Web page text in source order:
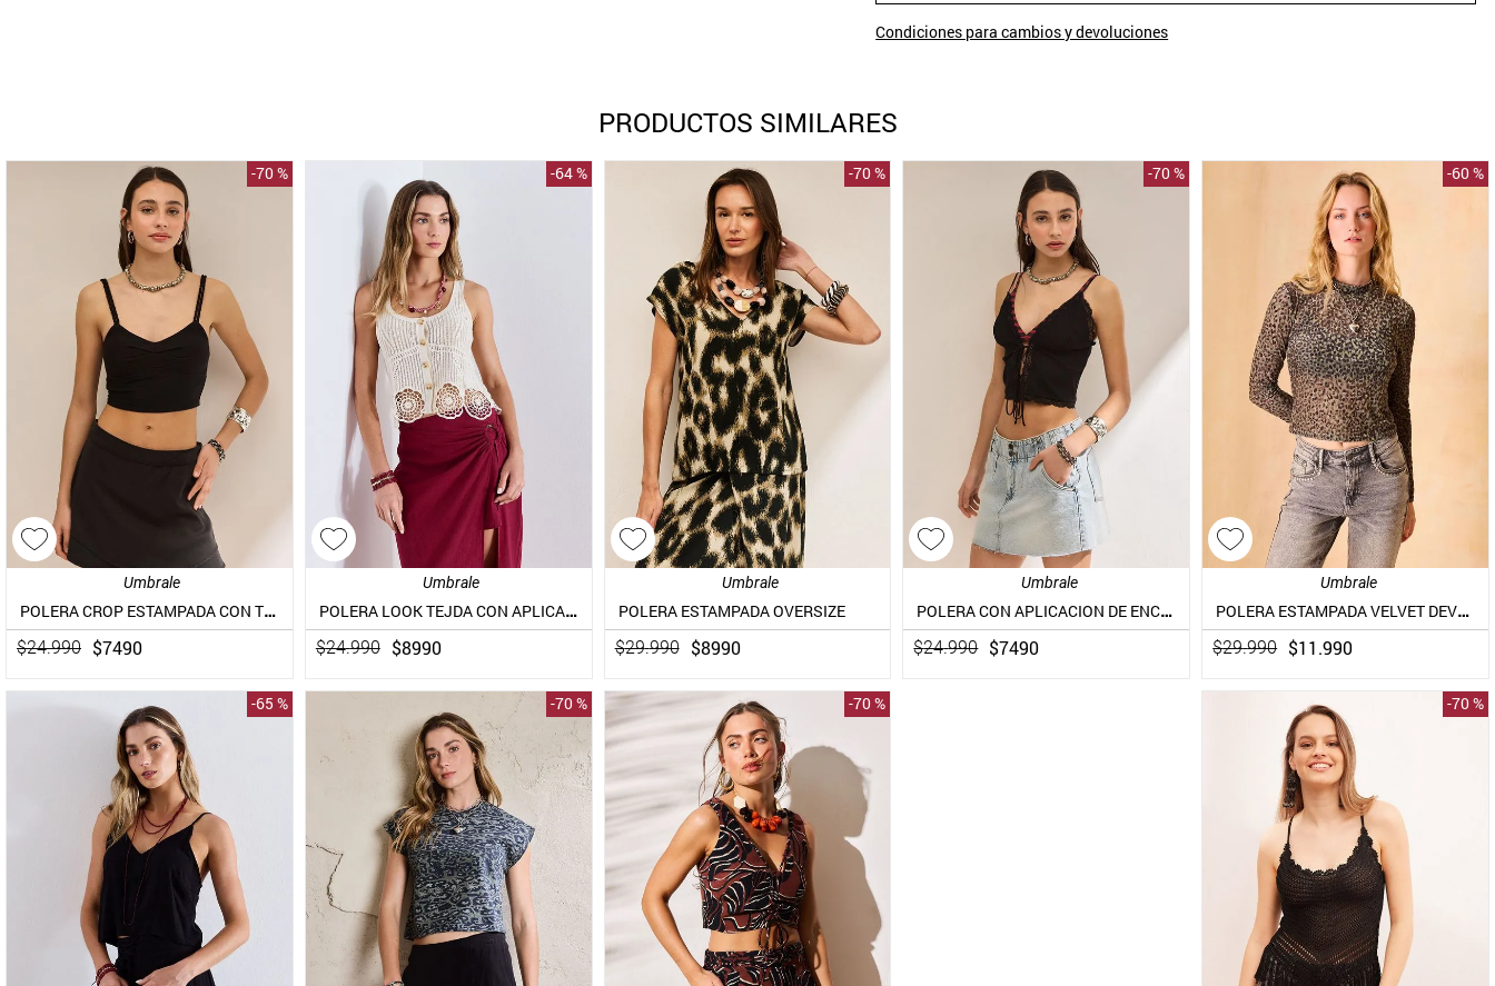
Condiciones para cambios y devoluciones
PRODUCTOS SIMILARES
-70 %
Umbrale
POLERA CROP ESTAMPADA CON TIRANTES TORCIDOS
$24.990 $7490
-64 %
Umbrale
POLERA LOOK TEJDA CON APLICACIONES DE MACRAMÉ
$24.990 $8990
-70 %
Umbrale
POLERA ESTAMPADA OVERSIZE
$29.990 $8990
-70 %
Umbrale
POLERA CON APLICACION DE ENCAJE Y AMARRAS EN DELANTERO
$24.990 $7490
-60 %
Umbrale
POLERA ESTAMPADA VELVET DEVORE
$29.990 $11.990
-65 % -70 % -70 % -70 %